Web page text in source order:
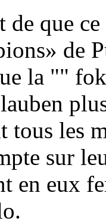
de que
de
la ""
tous les
sur
en eux